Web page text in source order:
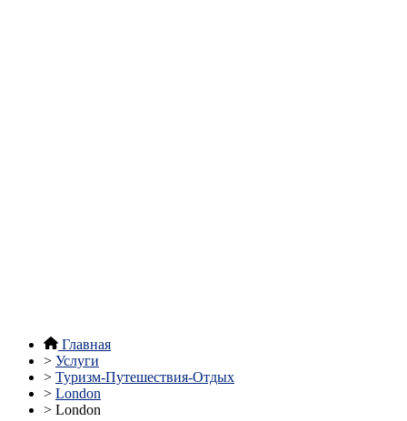
Главная
> Услуги
> Туризм-Путешествия-Отдых
> London
> London